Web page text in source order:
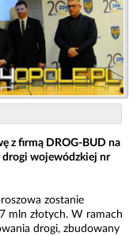
z firmą DROG-BUD na
drogi wojewódzkiej nr
zostanie
mln złotych. W ramach
drogi, zbudowany